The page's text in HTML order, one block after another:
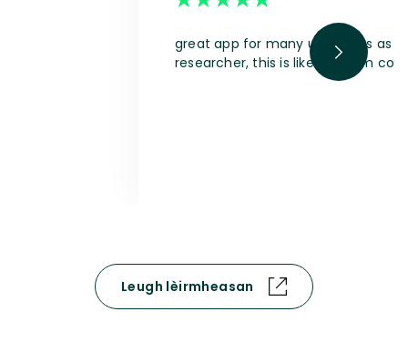
great app for many use cases as
researcher, this is like a dream
Leugh lèirmheasan